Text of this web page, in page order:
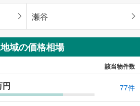
瀬谷
域の価格相場
該当物件数
円 77件